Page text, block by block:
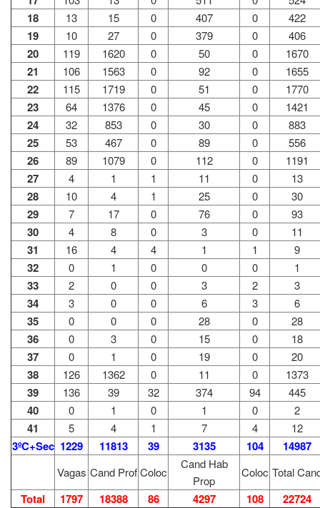
18 13 15 0 407 0 422
19 10 27 0 379 0 406
20 119 1620 0 50 0 1670
21 106 1563 0 92 0 1655
22 115 1719 0 51 0 1770
23 64 1376 0 45 0 1421
24 32 853 0 30 0 883
25 53 467 0 89 0 556
26 89 1079 0 112 0 1191
27 4 1 1 11 0 13
28 10 4 1 25 0 30
29 7 17 0 76 0 93
30 4 8 0 3 0 11
31 16 4 4 1 1 9
32 0 1 0 0 0 1
33 2 0 0 3 2 3
34 3 0 0 6 3 6
35 0 0 0 28 0 28
36 0 3 0 15 0 18
37 0 1 0 19 0 20
38 126 1362 0 11 0 1373
39 136 39 32 374 94 445
40 0 1 0 1 0 2
41 5 4 1 7 4 12
3ºC+Sec 1229 11813 39 3135 104 14987
Vagas Cand Prof Coloc
Cand Hab
Prop
Coloc Total
Total 1797 18388 86 4297 108 22724